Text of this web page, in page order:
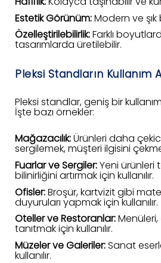
Estetik Görünüm:Modern ve
Özelleştirilebilirlik:Farklı
tasarımlarda üretilebilir.
Pleksi Standların Kullanım
Pleksi standlar, geniş bir
İşte bazı örnekler:
Mağazacılık:Ürünleri daha
sergilemek, müşteri ilgisini
Fuarlar ve Sergiler:Yeni ürünleri
bilinirliğini artırmak için kullanılır.
Ofisler:Broşür, kartvizit gibi
duyuruları yapmak için kullanılır.
Oteller ve Restoranlar:Menüleri,
tanıtmak için kullanılır.
Müzeler ve Galeriler:Sanat
kullanılır.